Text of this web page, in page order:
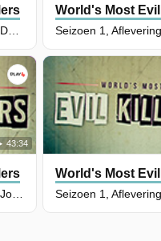
World's Most
43:34
World's Most